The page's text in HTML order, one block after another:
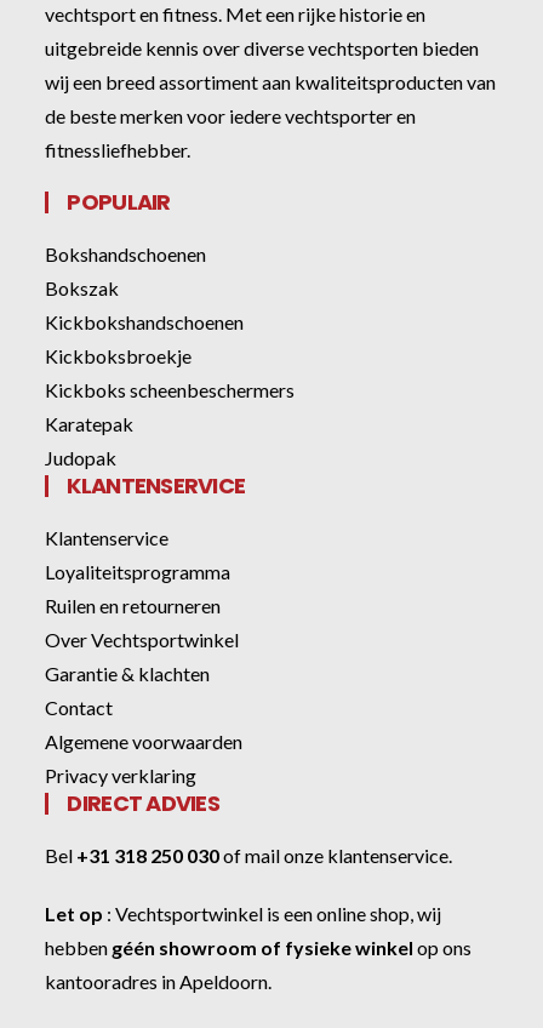
vechtsport en fitness. Met een rijke historie en
uitgebreide kennis over diverse vechtsporten bieden
wij een breed assortiment aan kwaliteitsproducten van
de beste merken voor iedere vechtsporter en
fitnessliefhebber.
POPULAIR
Bokshandschoenen
Bokszak
Kickbokshandschoenen
Kickboksbroekje
Kickboks scheenbeschermers
Karatepak
Judopak
KLANTENSERVICE
Klantenservice
Loyaliteitsprogramma
Ruilen en retourneren
Over Vechtsportwinkel
Garantie & klachten
Contact
Algemene voorwaarden
Privacy verklaring
DIRECT ADVIES
Bel +31 318 250 030ofmail onze klantenservice.
Let op :Vechtsportwinkel is een online shop, wij
hebben géén showroom of fysieke winkel op ons
kantooradres in Apeldoorn.